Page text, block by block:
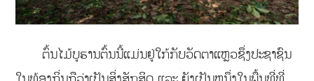
ຕົ້ນໄມ້ບູຮານຕົ້ນນີ້ແມ່ນຢູ່ໃກ້ກັບວັດຕາແຫຼວຊຶ່ງປະຊາຊົນ